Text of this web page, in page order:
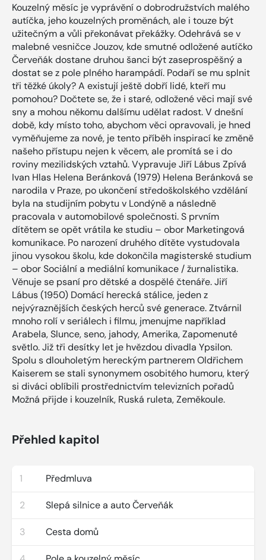
Kouzelný měsíc je vyprávění o dobrodružstvích malého
autíčka, jeho kouzelných proměnách, ale i touze být
užitečným a vůli překonávat překážky. Odehrává se v
malebné vesničce Jouzov, kde smutné odložené autíčko
Červeňák dostane druhou šanci být zaseprospěšný a
dostat se z pole plného harampádí. Podaří se mu splnit
tři těžké úkoly? A existují ještě dobří lidé, kteří mu
pomohou? Dočtete se, že i staré, odložené věci mají své
sny a mohou někomu dalšímu udělat radost. V dnešní
době, kdy místo toho, abychom věci opravovali, je hned
vyměňujeme za nové, je tento příběh inspirací ke změně
našeho přístupu nejen k věcem, ale promítá se i do
roviny mezilidských vztahů. Vypravuje Jiří Lábus Zpívá
Ivan Hlas Helena Beránková (1979) Helena Beránková se
narodila v Praze, po ukončení středoškolského vzdělání
byla na studijním pobytu v Londýně a následně
pracovala v automobilové společnosti. S prvním
dítětem se opět vrátila ke studiu – obor Marketingová
komunikace. Po narození druhého dítěte vystudovala
jinou vysokou školu, kde dokončila magisterské studium
– obor Sociální a mediální komunikace / žurnalistika.
Věnuje se psaní pro dětské a dospělé čtenáře. Jiří
Lábus (1950) Domácí herecká stálice, jeden z
nejvýraznějších českých herců své generace. Ztvárnil
mnoho rolí v seriálech i filmu, jmenujme například
Arabela, Slunce, seno, jahody, Amerika, Zapomenuté
světlo. Již tři desítky let je hvězdou divadla Ypsilon.
Spolu s dlouholetým hereckým partnerem Oldřichem
Kaiserem se stali synonymem osobitého humoru, který
si diváci oblíbili prostřednictvím televizních pořadů
Možná přijde i kouzelník, Ruská ruleta, Zeměkoule.
Přehled kapitol
1 Předmluva
2 Slepá silnice a auto Červeňák
3 Cesta domů